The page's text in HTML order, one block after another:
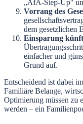
„AfA-Step-Up"
Vorrang des
dem gesetzlichen
Einsparung
einfacher und
Grund auf.
Entscheidend ist dabei
Familiäre Belange,
Optimierung müssen zu
werden – ein